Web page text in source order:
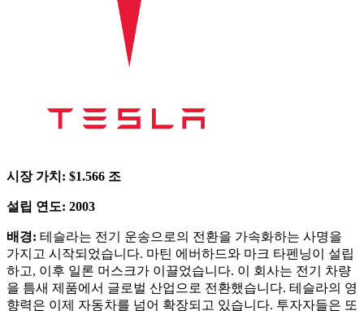
시장 가치: $1.566 조
설립 연도: 2003
배경: 테슬라는 전기 운송으로의 전환을 가속화하는 사명을
가지고 시작되었습니다. 마틴 에버하드와 마크 타펜닝이 설립
하고, 이후 일론 머스크가 이끌었습니다. 이 회사는 전기 차량
을 틈새 제품에서 글로벌 산업으로 전환했습니다. 테슬라의 영
향력은 이제 자동차를 넘어 확장되고 있습니다. 투자자들은 또